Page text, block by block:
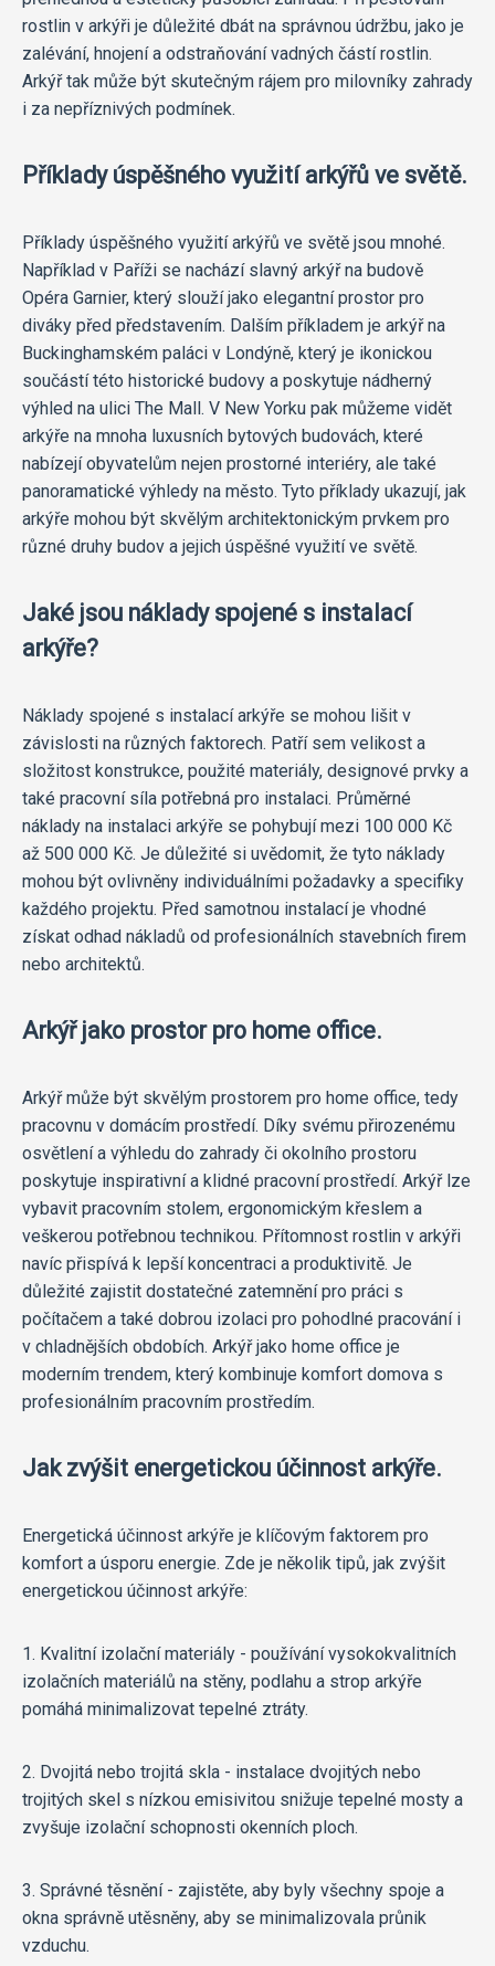
rostlin v arkýři je důležité dbát na správnou údržbu, jako je
zalévání, hnojení a odstraňování vadných částí rostlin.
Arkýř tak může být skutečným rájem pro milovníky zahrady
i za nepříznivých podmínek.
Příklady úspěšného využití arkýřů ve světě.
Příklady úspěšného využití arkýřů ve světě jsou mnohé.
Například v Paříži se nachází slavný arkýř na budově
Opéra Garnier, který slouží jako elegantní prostor pro
diváky před představením. Dalším příkladem je arkýř na
Buckinghamském paláci v Londýně, který je ikonickou
součástí této historické budovy a poskytuje nádherný
výhled na ulici The Mall. V New Yorku pak můžeme vidět
arkýře na mnoha luxusních bytových budovách, které
nabízejí obyvatelům nejen prostorné interiéry, ale také
panoramatické výhledy na město. Tyto příklady ukazují, jak
arkýře mohou být skvělým architektonickým prvkem pro
různé druhy budov a jejich úspěšné využití ve světě.
Jaké jsou náklady spojené s instalací
arkýře?
Náklady spojené s instalací arkýře se mohou lišit v
závislosti na různých faktorech. Patří sem velikost a
složitost konstrukce, použité materiály, designové prvky a
také pracovní síla potřebná pro instalaci. Průměrné
náklady na instalaci arkýře se pohybují mezi 100 000 Kč
až 500 000 Kč. Je důležité si uvědomit, že tyto náklady
mohou být ovlivněny individuálními požadavky a specifiky
každého projektu. Před samotnou instalací je vhodné
získat odhad nákladů od profesionálních stavebních firem
nebo architektů.
Arkýř jako prostor pro home office.
Arkýř může být skvělým prostorem pro home office, tedy
pracovnu v domácím prostředí. Díky svému přirozenému
osvětlení a výhledu do zahrady či okolního prostoru
poskytuje inspirativní a klidné pracovní prostředí. Arkýř lze
vybavit pracovním stolem, ergonomickým křeslem a
veškerou potřebnou technikou. Přítomnost rostlin v arkýři
navíc přispívá k lepší koncentraci a produktivitě. Je
důležité zajistit dostatečné zatemnění pro práci s
počítačem a také dobrou izolaci pro pohodlné pracování i
v chladnějších obdobích. Arkýř jako home office je
moderním trendem, který kombinuje komfort domova s
profesionálním pracovním prostředím.
Jak zvýšit energetickou účinnost arkýře.
Energetická účinnost arkýře je klíčovým faktorem pro
komfort a úsporu energie. Zde je několik tipů, jak zvýšit
energetickou účinnost arkýře:
1. Kvalitní izolační materiály - používání vysokokvalitních
izolačních materiálů na stěny, podlahu a strop arkýře
pomáhá minimalizovat tepelné ztráty.
2. Dvojitá nebo trojitá skla - instalace dvojitých nebo
trojitých skel s nízkou emisivitou snižuje tepelné mosty a
zvyšuje izolační schopnosti okenních ploch.
3. Správné těsnění - zajistěte, aby byly všechny spoje a
okna správně utěsněny, aby se minimalizovala průnik
vzduchu.